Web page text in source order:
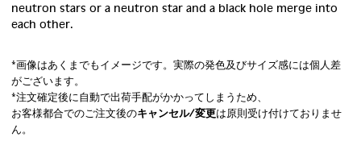
neutron stars or a neutron star and a black hole merge into
each other.
*画像はあくまでもイメージです。実際の発色及びサイズ感には個人差
がございます。
*注文確定後に自動で出荷手配がかかってしまうため、
お客様都合でのご注文後のキャンセル/変更は原則受け付けておりませ
ん。